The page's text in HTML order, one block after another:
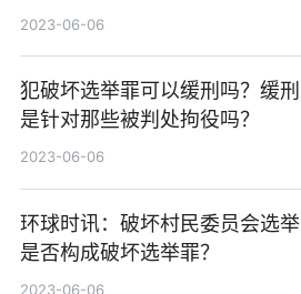
神损害赔偿额
2023-06-06
犯破坏选举罪可以缓刑吗？缓刑
是针对那些被判处拘役吗？
2023-06-06
环球时讯：破坏村民委员会选举
是否构成破坏选举罪？
2023-06-06